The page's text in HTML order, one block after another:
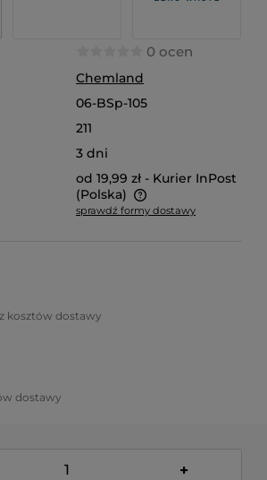
0 ocen
Chemland
06-BSp-105
211
3 dni
od 19,99 zł - Kurier InPost
(Polska)
ewentualnych kosztów płatności
sprawdź formy dostawy
kosztów dostawy
dostawy
+